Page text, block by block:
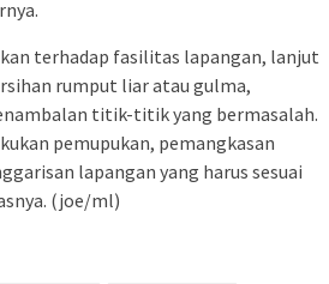
terhadap fasilitas lapangan, lanjut
rumput liar atau gulma,
titik-titik yang bermasalah.
pemupukan, pemangkasan
lapangan yang harus sesuai
(joe/ml)